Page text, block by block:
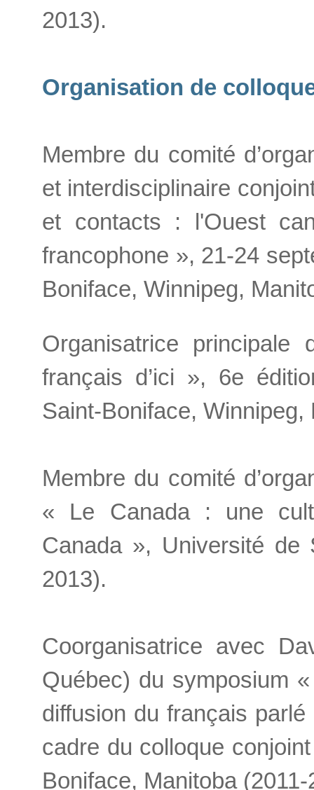
2013).
Organisation de
Membre du comité
et interdisciplinaire
et contacts : l'Ouest
francophone », 21-24
Boniface, Winnipeg,
Organisatrice principale
français d’ici », 6e
Saint-Boniface, Winnipeg,
Membre du comité
« Le Canada : une
Canada », Université de
2013).
Coorganisatrice avec
Québec) du symposium
diffusion du français
cadre du colloque
Boniface, Manitoba